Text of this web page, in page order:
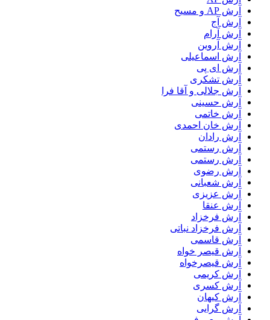
آرش AP و مسیح
آرش آج
آرش آرام
آرش آروین
آرش اسماعیلی
آرش ای پی
آرش تشکری
آرش جلالی و آقا فرا
آرش حسینی
آرش خاتمی
آرش خان احمدی
آرش رادان
آرش رستمى
آرش رستمی
آرش رضوی
آرش شعبانی
آرش عزیزی
آرش عنقا
آرش فرخزاد
آرش فرخزاد نباتی
آرش قاسمی
آرش قیصر خواه
آرش قیصرخواه
آرش کریمی
آرش کسری
آرش کیهان
آرش گرایی